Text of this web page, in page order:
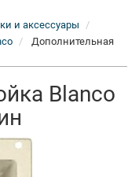
и аксессуары
Дополнительная
Blanco